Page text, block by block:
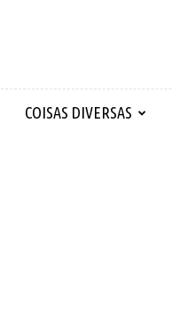
COISAS DIVERSAS